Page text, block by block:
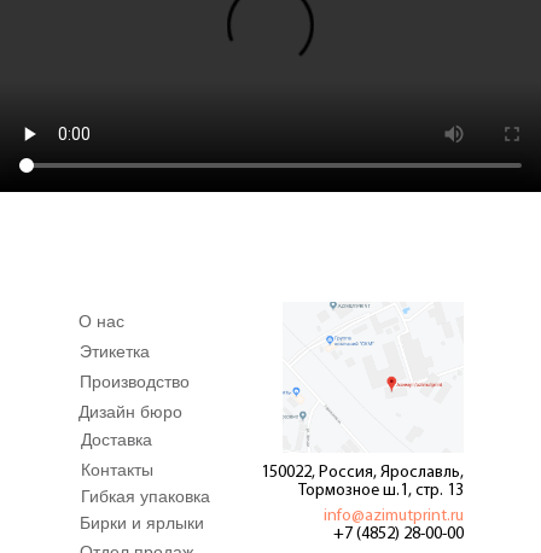
О нас
Этикетка
Производство
Дизайн бюро
Доставка
Контакты
info@azimutprint.ru
+7 (4852) 28-00-00
150022, Россия, Ярославль,
Тормозное ш.1, стр. 13
Гибкая упаковка
Бирки и ярлыки